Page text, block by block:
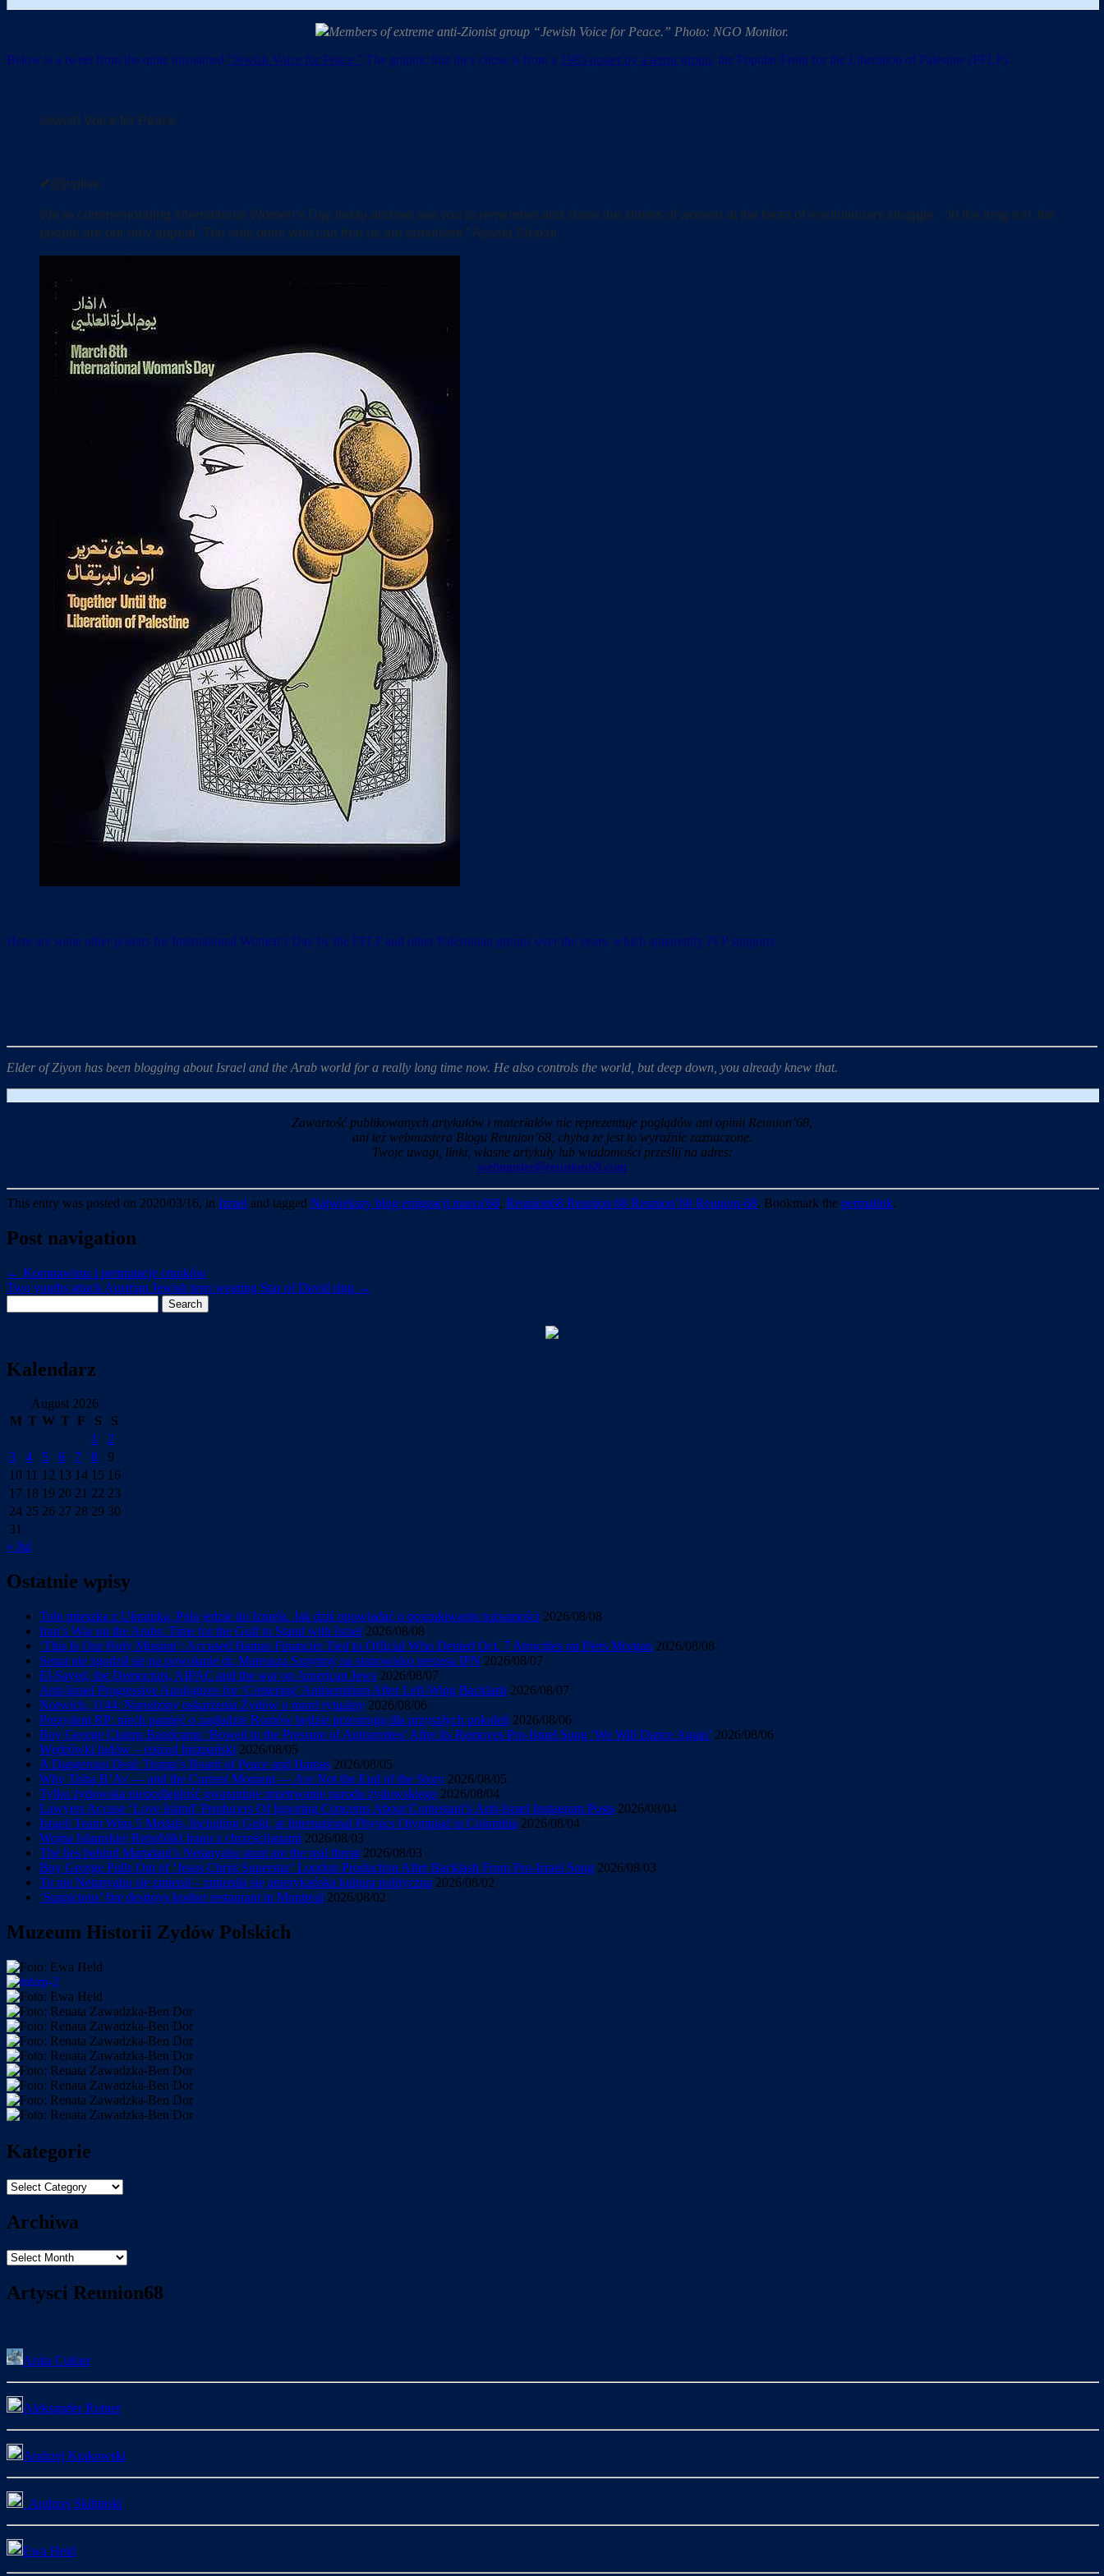
Members of extreme anti-Zionist group “Jewish Voice for Peace.” Photo: NGO Monitor.
Below is a tweet from the quite misnamed “Jewish Voice for Peace.” The graphic that they chose is from a 1985 poster by a terror group, the Popular Front for the Liberation of Palestine (PFLP).
Jewish Voice for Peace
✔@jvplive
We’re commemorating International Women’s Day today and we ask you to remember and share the stories of women at the heart of revolutionary struggle. “In the long run, the
people are our only appeal. The only ones who can free us are ourselves.” Assata Shakur
Here are some other posters for International Women’s Day by the PFLP and other Palestinian groups over the years, which apparently JVP supports.
Elder of Ziyon has been blogging about Israel and the Arab world for a really long time now. He also controls the world, but deep down, you already knew that.
Zawartość publikowanych artykułów i materiałów nie reprezentuje poglądów ani opinii Reunion’68,
ani też webmastera Blogu Reunion’68, chyba ze jest to wyraźnie zaznaczone.
Twoje uwagi, linki, własne artykuły lub wiadomości prześlij na adres:
webmaster@reunion68.com
This entry was posted on 2020/03/16, in Izrael and tagged Najwiekszy blog emigracji marca'68, Reunion68 Reunion 68 Reunion’68 Reunion-68. Bookmark the permalink.
Post navigation
← Koronawirus i permutacje cmoków
Two youths attack Austrian Jewish teen wearing Star of David ring →
for:
Kalendarz
August 2026
M T W T F S
S
1
2
3
4 5 6 7 8
9
10 11 12 13 14 15 16
17 18 19 20 21 22 23
24 25 26 27 28 29 30
31
« Jul
Ostatnie wpisy
Tolo mieszka z Ukrainką, Pola jedzie do Izraela. Jak dziś opowiadać o poszukiwaniu tożsamości 2026/08/08
Iran’s War on the Arabs: Time for the Gulf to Stand with Israel 2026/08/08
‘This Is Our Holy Mission’: Accused Hamas Financier Tied to Official Who Denied Oct. 7 Atrocities on Piers Morgan 2026/08/08
Senat nie zgodził się na powołanie dr. Mateusza Szpytmy na stanowisko prezesa IPN 2026/08/07
El-Sayed, the Democrats, AIPAC and the war on American Jews 2026/08/07
Anti-Israel Progressive Apologizes for ‘Centering’ Antisemitism After Left-Wing Backlash 2026/08/07
Norwich, 1144: Narodziny oskarżenia Żydów o mord rytualny 2026/08/06
Prezydent RP: niech pamięć o zagładzie Romów będzie przestrogą dla przyszłych pokoleń 2026/08/06
Boy George Claims Bandcamp ‘Bowed to the Pressure of Antisemites’ After Its Removes Pro-Israel Song ‘We Will Dance Again’ 2026/08/06
Wędrówki ludów – epizod hiszpański 2026/08/05
A Dangerous Deal: Trump’s Board of Peace and Hamas 2026/08/05
Why Tisha B’Av — and the Current Moment — Are Not the End of the Story 2026/08/05
Tylko żydowska niepodległość gwarantuje przetrwanie narodu żydowskiego 2026/08/04
Lawyers Accuse ‘Love Island’ Producers Of Ignoring Concerns About Contestant’s Anti-Israel Instagram Posts 2026/08/04
Israeli Team Wins 5 Medals, Including Gold, at International Physics Olympiad in Colombia 2026/08/04
Wojna Islamskiej Republiki Iranu z chrześcijanami 2026/08/03
The lies behind Mamdani’s Netanyahu stunt are the real threat 2026/08/03
Boy George Pulls Out of ‘Jesus Christ Superstar’ London Production After Backlash From Pro-Israel Song 2026/08/03
To nie Netanyahu się zmienił – zmieniła się amerykańska kultura polityczna 2026/08/02
‘Suspicious’ fire destroys kosher restaurant in Montreal 2026/08/02
Muzeum Historii Zydów Polskich
Kategorie
Kategorie
Archiwa
Archiwa
Artysci Reunion68
Anita Cukier
Aleksander Rotner
Andrzej Krakowski
Andrzej Skibinski
Ewa Held